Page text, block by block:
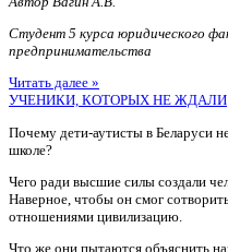
Студент 5 курса юридического
предпринимательства
Читать далее »
УЧЕНИКИ, КОТОРЫХ НЕ ЖДАЛИ
Почему дети-аутисты в Беларуси
школе?
Чего ради высшие силы создали
Наверное, чтобы он смог
отношениями цивилизацию.
Что же они пытаются объяснить